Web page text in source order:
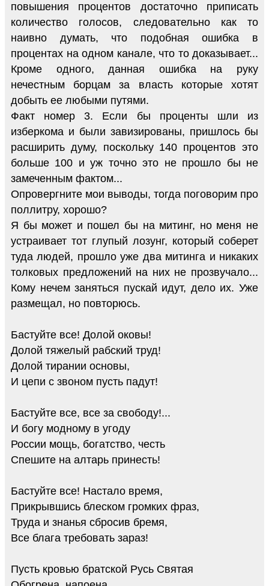
повышения процентов достаточно приписать
количество голосов, следовательно как то
наивно думать, что подобная ошибка в
процентах на одном канале, что то доказывает...
Кроме одного, данная ошибка на руку
нечестным борцам за власть которые хотят
добыть ее любыми путями.
Факт номер 3. Если бы проценты шли из
изберкома и были завизированы, пришлось бы
расширить думу, поскольку 140 процентов это
больше 100 и уж точно это не прошло бы не
замеченным фактом...
Опровергните мои выводы, тогда поговорим про
поллитру, хорошо?
Я бы может и пошел бы на митинг, но меня не
устраивает тот глупый лозунг, который соберет
туда людей, прошло уже два митинга и никаких
толковых предложений на них не прозвучало...
Кому нечем заняться пускай идут, дело их. Уже
размещал, но повторюсь.
Бастуйте все! Долой оковы!
Долой тяжелый рабский труд!
Долой тирании основы,
И цепи с звоном пусть падут!
Бастуйте все, все за свободу!...
И богу модному в угоду
России мощь, богатство, честь
Спешите на алтарь принесть!
Бастуйте все! Настало время,
Прикрывшись блеском громких фраз,
Труда и знанья сбросив бремя,
Все блага требовать зараз!
Пусть кровью братской Русь Святая